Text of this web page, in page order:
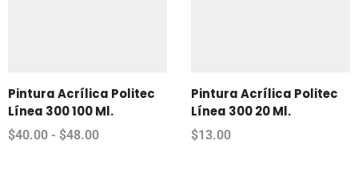
Pintura Acrílica Politec
Línea 300 100 Ml.
$40.00 - $48.00
Pintura Acrílica Politec
Línea 300 20 Ml.
$13.00